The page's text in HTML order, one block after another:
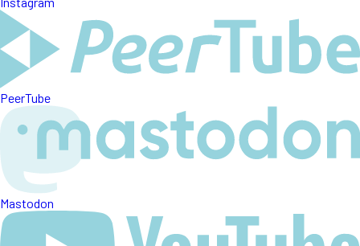
PeerTube
Mastodon